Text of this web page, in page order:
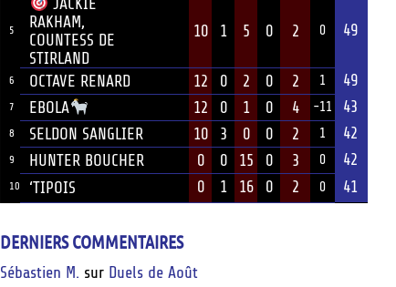
5
JACKIE
RAKHAM,
COUNTESS DE
STIRLAND
10 1 5 0 2 0 49
6 OCTAVE RENARD 12 0 2 0 2 1 49
7 EBOLA 12 0 1 0 4 -11 43
8 SELDON SANGLIER 10 3 0 0 2 1 42
9 HUNTER BOUCHER 0 0 15 0 3 0 42
10 ‘TIPOIS 0 1 16 0 2 0 41
DERNIERS COMMENTAIRES
Sébastien M. sur Duels de Août